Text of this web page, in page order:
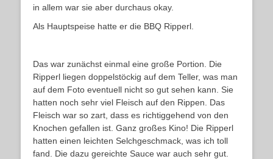
in allem war sie aber durchaus okay.
Als Hauptspeise hatte er die BBQ Ripperl.
Das war zunächst einmal eine große Portion. Die
Ripperl liegen doppelstöckig auf dem Teller, was man
auf dem Foto eventuell nicht so gut sehen kann. Sie
hatten noch sehr viel Fleisch auf den Rippen. Das
Fleisch war so zart, dass es richtiggehend von den
Knochen gefallen ist. Ganz großes Kino! Die Ripperl
hatten einen leichten Selchgeschmack, was ich toll
fand. Die dazu gereichte Sauce war auch sehr gut.